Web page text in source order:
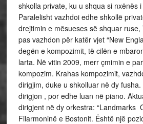
shkolla private, ku u shqua si nxënës
Paralelisht vazhdoi edhe shkollë
drejtimin e mësueses së shquar
pas vazhdon për katër vjet “New
degën e kompozimit, të cilën e
larta. Në vitin 2009, merr çmimin e
kompozim. Krahas kompozimit,
dirigjim, duke u shkolluar në dy
dirigjon , por edhe luan në piano.
dirigjent në dy orkestra: “Landmarks
Filarmoninë e Bostonit. Është një